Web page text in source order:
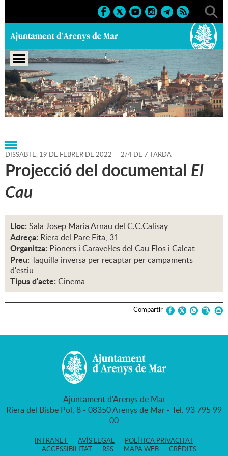
Portada > Regidories > Infància i Joventut > Agenda > 19-
02-2022
DISSABTE, 19 DE FEBRER DE 2022 - 2/4 DE 7 TARDA
Projecció del documental El
Cau
Lloc: Sala Josep Maria Arnau del C.C.Calisay
Adreça: Riera del Pare Fita, 31
Organitza: Pioners i Caravel·les del Cau Flos i Calcat
Preu: Taquilla inversa per recaptar per campaments
d'estiu
Tipus d'acte: Cinema
Compartir
Ajuntament d'Arenys de Mar
Riera del Bisbe Pol, 8 - 08350 Arenys de Mar - Tel. 93 795 99
00
INTRANET AVÍS LEGAL
POLÍTICA PRIVACITAT
ACCESSIBILITAT
RSS MAPA WEB CRÈDITS